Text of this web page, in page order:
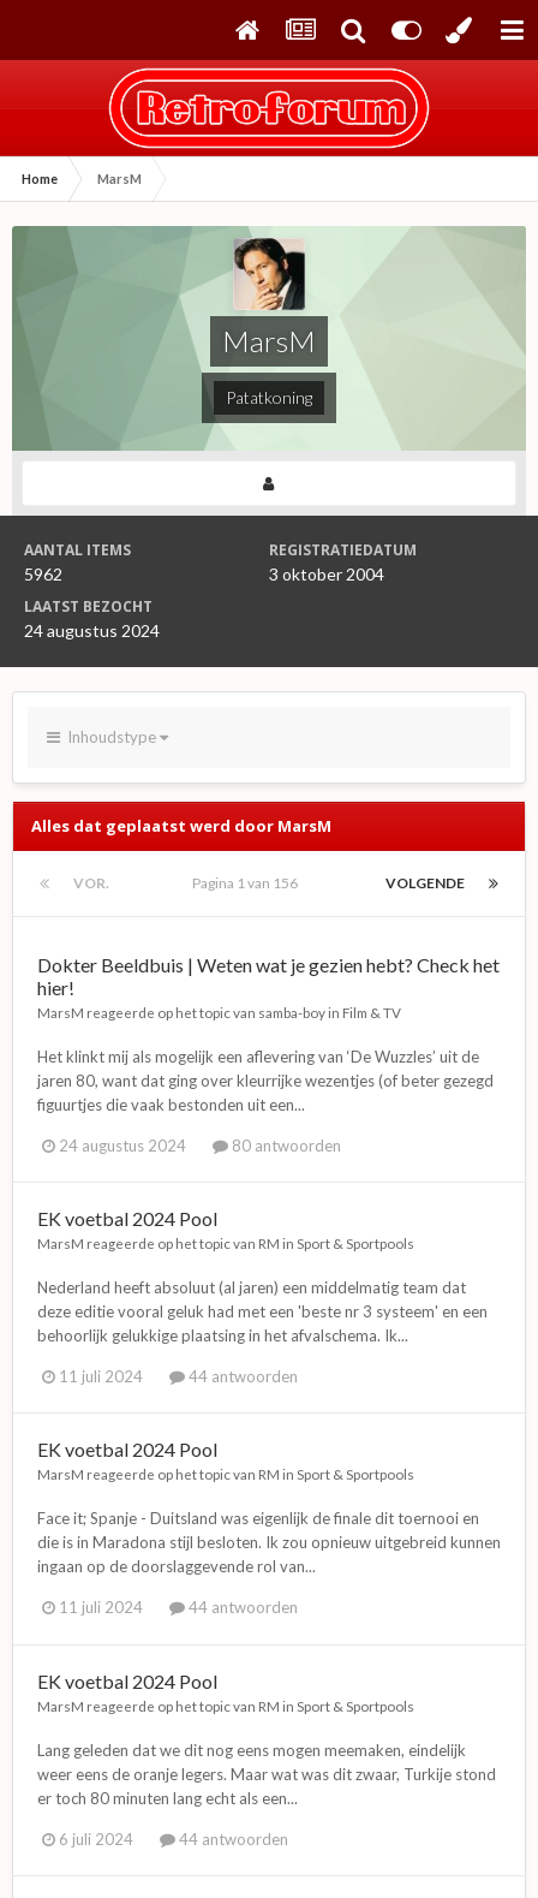
Home MarsM
MarsM
Patatkoning
AANTAL ITEMS
5962
REGISTRATIEDATUM
3 oktober 2004
LAATST BEZOCHT
24 augustus 2024
Inhoudstype
Alles dat geplaatst werd door MarsM
VOR. VOLGENDE
Pagina 1 van 156
Dokter Beeldbuis | Weten wat je gezien hebt? Check het
hier!
MarsM reageerde op het topic van samba-boy in Film & TV
Het klinkt mij als mogelijk een aflevering van ‘De Wuzzles’ uit de
jaren 80, want dat ging over kleurrijke wezentjes (of beter gezegd
figuurtjes die vaak bestonden uit een...
24 augustus 2024 80 antwoorden
EK voetbal 2024 Pool
MarsM reageerde op het topic van RM in Sport & Sportpools
Nederland heeft absoluut (al jaren) een middelmatig team dat
deze editie vooral geluk had met een 'beste nr 3 systeem' en een
behoorlijk gelukkige plaatsing in het afvalschema. Ik...
11 juli 2024 44 antwoorden
EK voetbal 2024 Pool
MarsM reageerde op het topic van RM in Sport & Sportpools
Face it; Spanje - Duitsland was eigenlijk de finale dit toernooi en
die is in Maradona stijl besloten. Ik zou opnieuw uitgebreid kunnen
ingaan op de doorslaggevende rol van...
11 juli 2024 44 antwoorden
EK voetbal 2024 Pool
MarsM reageerde op het topic van RM in Sport & Sportpools
Lang geleden dat we dit nog eens mogen meemaken, eindelijk
weer eens de oranje legers. Maar wat was dit zwaar, Turkije stond
er toch 80 minuten lang echt als een...
6 juli 2024 44 antwoorden